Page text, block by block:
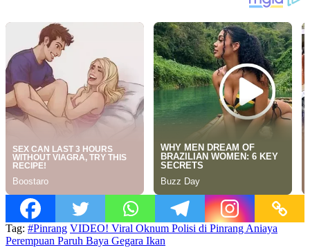
Tag: #Pinrang VIDEO! Viral Oknum Polisi di Pinrang Aniaya
Perempuan Paruh Baya Gegara Ikan